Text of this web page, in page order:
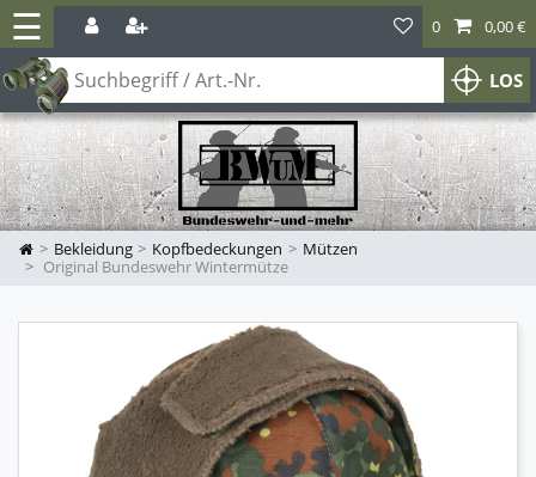
☰
LOS
0 0,00 €
Bekleidung Kopfbedeckungen
Mützen
Original Bundeswehr Wintermütze